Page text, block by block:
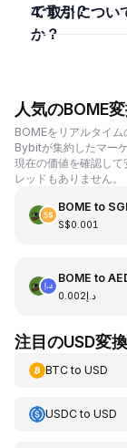
ですか？
4. 取引について学ぶための資料はどこにあります
か？
人気のBOME
BOMEをリアルタイム
Bybitが集約したマー
現在の価値を確認し
レッドもありません。
BOME to
S$0.001
BOME to
د.إ0.002
注目のUSD変
BTCto USD
USDCto USD